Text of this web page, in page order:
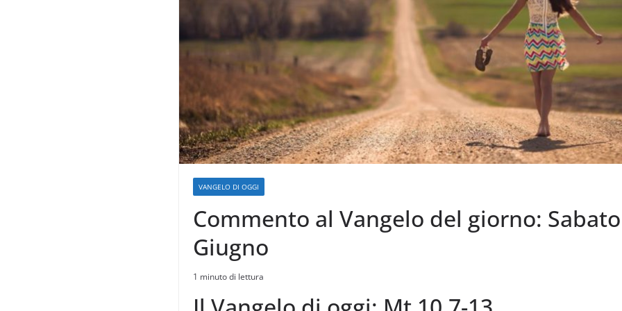
VANGELO DI OGGI
Commento al Vangelo del giorno:
Giugno
1 minuto di lettura